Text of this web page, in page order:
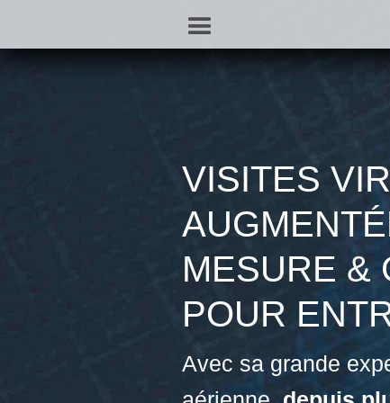
VISITES
MESURE &
POUR
Avec sa grande